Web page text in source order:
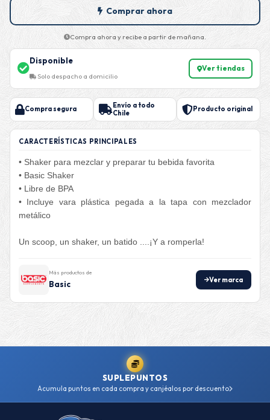
Comprar ahora
Compra ahora y recibe a partir de mañana.
Disponible
Solo despacho a domicilio
Ver tiendas
Compra segura
Envío a todo
Chile
Producto original
CARACTERÍSTICAS PRINCIPALES
• Shaker para mezclar y preparar tu bebida favorita
• Basic Shaker
• Libre de BPA
• Incluye vara plástica pegada a la tapa con mezclador
metálico
Un scoop, un shaker, un batido ....¡Y a romperla!
Más productos de
Basic Ver marca
SUPLEPUNTOS
Acumula puntos en cada compra y canjéalos por descuento